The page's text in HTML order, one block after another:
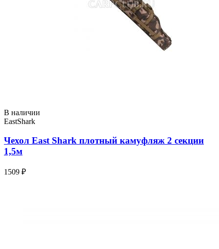
В наличии
EastShark
Чехол East Shark плотный камуфляж 2 секции
1,5м
1509 ₽